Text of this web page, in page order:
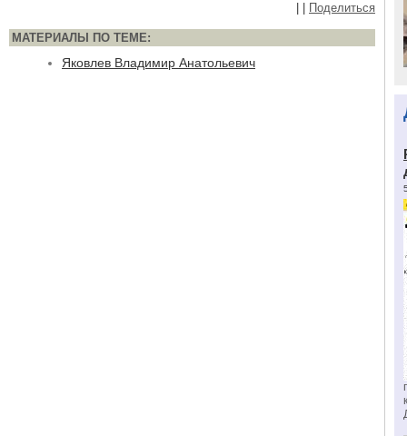
Поделиться
МАТЕРИАЛЫ ПО ТЕМЕ:
Яковлев Владимир Анатольевич